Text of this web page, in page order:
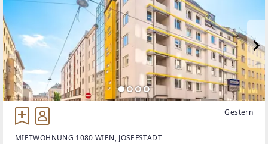
Gestern
MIETWOHNUNG 1080 WIEN, JOSEFSTADT